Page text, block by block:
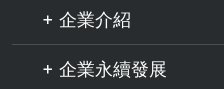
企業介紹
企業永續發展